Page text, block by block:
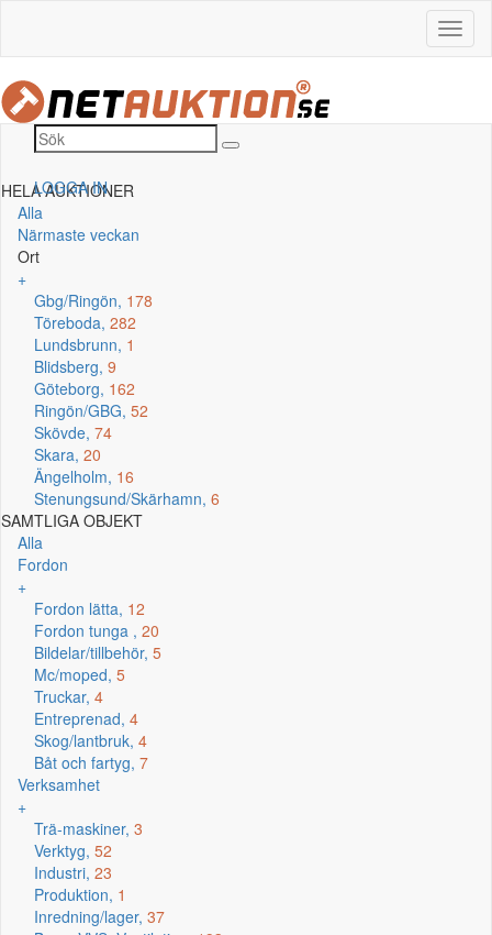
LOGGA IN
HELA AUKTIONER
Alla
Närmaste veckan
Ort
+
Gbg/Ringön, 178
Töreboda, 282
Lundsbrunn, 1
Blidsberg, 9
Göteborg, 162
Ringön/GBG, 52
Skövde, 74
Skara, 20
Ängelholm, 16
Stenungsund/Skärhamn, 6
SAMTLIGA OBJEKT
Alla
Fordon
+
Fordon lätta, 12
Fordon tunga , 20
Bildelar/tillbehör, 5
Mc/moped, 5
Truckar, 4
Entreprenad, 4
Skog/lantbruk, 4
Båt och fartyg, 7
Verksamhet
+
Trä-maskiner, 3
Verktyg, 52
Industri, 23
Produktion, 1
Inredning/lager, 37